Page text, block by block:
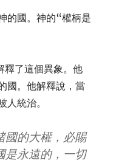
的國。神的“權柄是
釋了這個異象。他
國。他解釋說，當
人統治。
國的大權，必賜
是永遠的，一切